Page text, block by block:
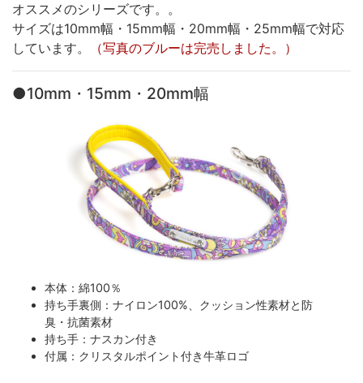
オススメのシリーズです。。
サイズは10mm幅・15mm幅・20mm幅・25mm幅で対応
しています。
（写真のブルーは完売しました。）
●10mm・15mm・20mm幅
本体：綿100％
持ち手裏側：ナイロン100%、クッション性素材と防
臭・抗菌素材
持ち手：ナスカン付き
付属：クリスタルポイント付き牛革ロゴ